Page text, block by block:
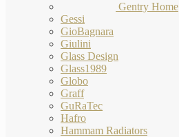
Gentry Home
Gessi
GioBagnara
Giulini
Glass Design
Glass1989
Globo
Graff
GuRaTec
Hafro
Hammam Radiators